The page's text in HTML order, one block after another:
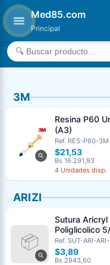
Med85.com
Principal
3M
Resina P60
(A3)
Ref. RES-P60-
$21,53
Bs 16.291,93
4 Unidades disp.
ARIZI
Sutura Aricryl
Poliglicolico
Corte Inverso
Absorbible
Ref. SUT-ARI-
$3,89
Bs 2943,60